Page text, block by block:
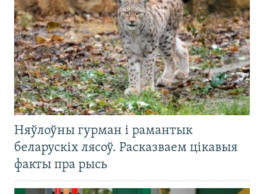
Няўлоўны гурман і рамантык
беларускіх лясоў. Расказваем цікавыя
факты пра рысь